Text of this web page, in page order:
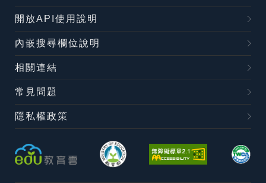
開放API使用說明
內嵌搜尋欄位說明
相關連結
常見問題
隱私權政策